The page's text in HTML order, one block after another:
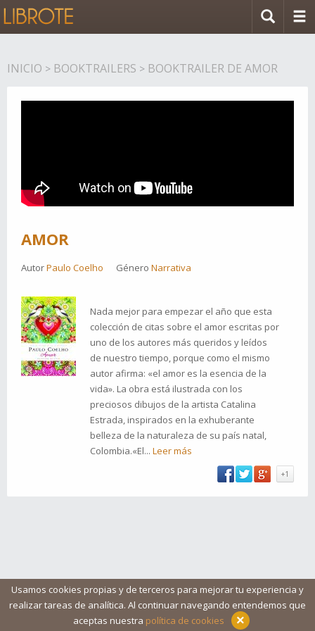
Usamos cookies propias y de terceros para mejorar tu experiencia y
realizar tareas de analítica. Al continuar navegando entendemos que
aceptas nuestra política de cookies ×
INICIO > BOOKTRAILERS > BOOKTRAILER DE AMOR
AMOR
AutorPaulo Coelho Género Narrativa
Nada mejor para empezar el año que esta
colección de citas sobre el amor escritas por
uno de los autores más queridos y leídos
de nuestro tiempo, porque como el mismo
autor afirma: «el amor es la esencia de la
vida». La obra está ilustrada con los
preciosos dibujos de la artista Catalina
Estrada, inspirados en la exhuberante
belleza de la naturaleza de su país natal,
Colombia.«El... Leer más
+1
Aviso legal